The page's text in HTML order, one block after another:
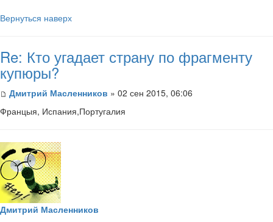
Вернуться наверх
Re: Кто угадает страну по фрагменту
купюры?
Дмитрий Масленников » 02 сен 2015, 06:06
Францыя, Испания,Португалия
Дмитрий Масленников